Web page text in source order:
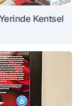
Kentsel